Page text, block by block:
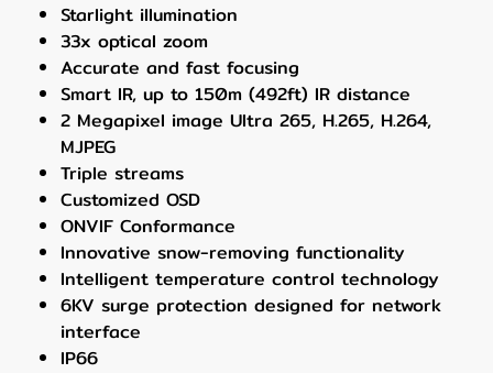
Starlight illumination
33x optical zoom
Accurate and fast focusing
Smart IR, up to 150m (492ft) IR distance
2 Megapixel image Ultra 265, H.265, H.264,
MJPEG
Triple streams
Customized OSD
ONVIF Conformance
Innovative snow-removing functionality
Intelligent temperature control technology
6KV surge protection designed for network
interface
IP66